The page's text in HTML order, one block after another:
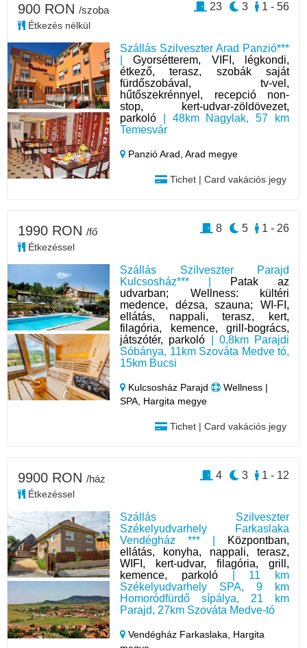
Szállás Szilveszter Arad Panzió***
|Gyorsétterem, VIFI, légkondi,
étkező, terasz, szobák saját
fürdőszobával, tv-vel,
hűtőszekrénnyel, recepció non-
stop, kert-udvar-zöldövezet,
parkoló | 48km Nagylak, 57 km
Temesvár
Panzió Arad,Arad megye
Tichet | Card vakációs jegy
900 RON /szoba
Étkezés nélkül
1 - 56
3
23
Szállás Szilveszter Parajd
Kulcsosház*** |
Patak az
udvarban; Wellness: kültéri
medence, dézsa, szauna; WI-FI,
ellátás, nappali, terasz, kert,
filagória, kemence, grill-bogrács,
játszótér, parkoló | 0,8km Parajdi
Sóbánya, 11km Szováta Medve tó,
15km Bucsi
Kulcsosház Parajd
Wellness |
SPA, Hargita megye
Tichet | Card vakációs jegy
1990 RON /fő
Étkezéssel
1 - 26
5
8
Szállás Szilveszter
Székelyudvarhely Farkaslaka
Vendégház *** |
Központban,
ellátás, konyha, nappali, terasz,
WIFI, kert-udvar, filagória, grill,
kemence, parkoló| 11 km
Székelyudvarhely SPA, 9 km
Homoródfürdő sípálya, 21 km
Parajd, 27km Szováta Medve-tó
Vendégház Farkaslaka, Hargita
9900 RON /ház
Étkezéssel
1 - 12
3
4